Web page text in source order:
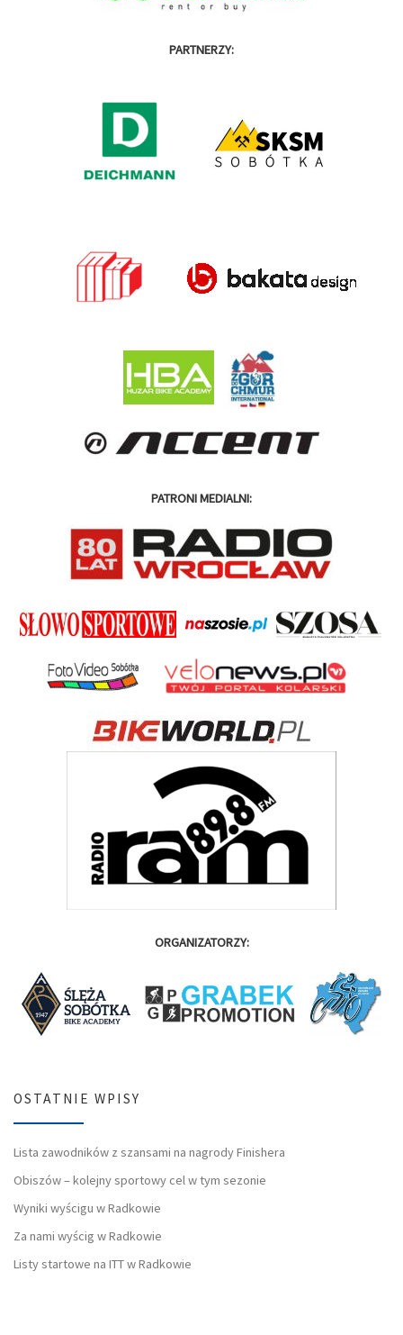
PARTNERZY:
PATRONI MEDIALNI:
ORGANIZATORZY:
OSTATNIE WPISY
Lista zawodników z szansami na nagrody Finishera
Obiszów – kolejny sportowy cel w tym sezonie
Wyniki wyścigu w Radkowie
Za nami wyścig w Radkowie
Listy startowe na ITT w Radkowie